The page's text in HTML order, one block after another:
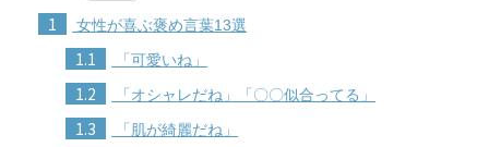
1 女性が喜ぶ褒め言葉13選
1.1 「可愛いね」
1.2 「オシャレだね」「〇〇似合ってる」
1.3 「肌が綺麗だね」